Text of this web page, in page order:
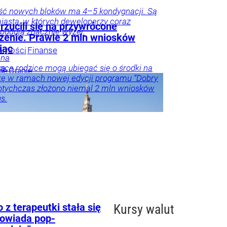
nowych bloków ma 4–5 kondygnacji. Są
w których deweloperzy coraz
znacznie wyżej.
Finanse
Opinie
się na przywrócone
Prawie 2 mln wniosków
rodzice mogą ubiegać się o środki na
w ramach nowej edycji programu “Dobry
złożono niemal 2 mln wniosków
z terapeutki stała się
pop-
Kursy walut